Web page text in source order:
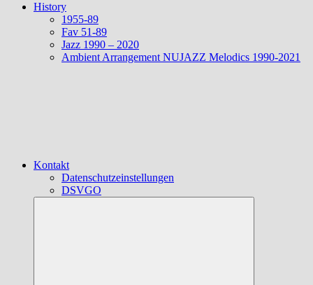
History
1955-89
Fav 51-89
Jazz 1990 – 2020
Ambient Arrangement NUJAZZ Melodics 1990-2021
Kontakt
Datenschutzeinstellungen
DSVGO